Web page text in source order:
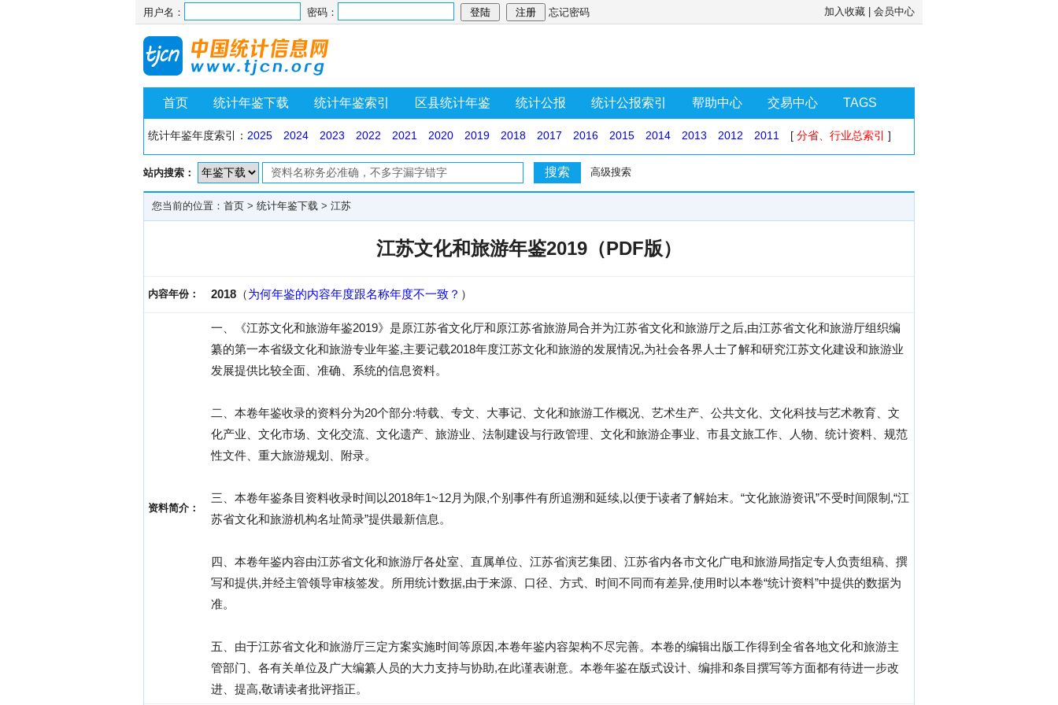
用户名： 密码： 忘记密码 加入收藏 会员中心
首页 统计年鉴下载 统计年鉴索引 区县统计年鉴 统计公报 统计公报索引 帮助中心 交易中心 TAGS
统计年鉴年度索引： 2025 2024 2023 2022 2021 2020 2019 2018 2017 2016 2015 2014 2013 2012 2011 [ 分省、行业总索引 ]
站内搜索： 高级搜索
您当前的位置： 首页 > 统计年鉴下载 > 江苏
江苏文化和旅游年鉴2019（PDF版）
内容年份： 2018 （为何年鉴的内容年度跟名称年度不一致？ ）
资料简介：
一、《江苏文化和旅游年鉴2019》是原江苏省文化厅和原江苏省旅游局合并为江苏省文化和旅游厅之后,由江苏省文化和旅游厅组织编
纂的第一本省级文化和旅游专业年鉴,主要记载2018年度江苏文化和旅游的发展情况,为社会各界人士了解和研究江苏文化建设和旅游业
发展提供比较全面、准确、系统的信息资料。
二、本卷年鉴收录的资料分为20个部分:特载、专文、大事记、文化和旅游工作概况、艺术生产、公共文化、文化科技与艺术教育、文
化产业、文化市场、文化交流、文化遗产、旅游业、法制建设与行政管理、文化和旅游企事业、市县文旅工作、人物、统计资料、规范
性文件、重大旅游规划、附录。
三、本卷年鉴条目资料收录时间以2018年1~12月为限,个别事件有所追溯和延续,以便于读者了解始末。“文化旅游资讯”不受时间限制,“江
苏省文化和旅游机构名址简录”提供最新信息。
四、本卷年鉴内容由江苏省文化和旅游厅各处室、直属单位、江苏省演艺集团、江苏省内各市文化广电和旅游局指定专人负责组稿、撰
写和提供,并经主管领导审核签发。所用统计数据,由于来源、口径、方式、时间不同而有差异,使用时以本卷“统计资料”中提供的数据为
准。
五、由于江苏省文化和旅游厅三定方案实施时间等原因,本卷年鉴内容架构不尽完善。本卷的编辑出版工作得到全省各地文化和旅游主
管部门、各有关单位及广大编纂人员的大力支持与协助,在此谨表谢意。本卷年鉴在版式设计、编排和条目撰写等方面都有待进一步改
进、提高,敬请读者批评指正。